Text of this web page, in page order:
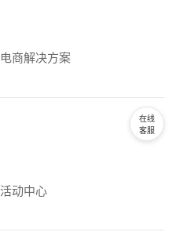
电商解决方案
活动中心
在线
客服